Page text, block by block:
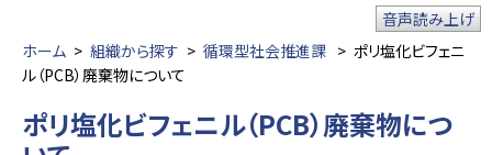
ホーム > 組織から探す > 循環型社会推進課 > ポリ塩化ビフェニ
ル（PCB）廃棄物について
音声読み上げ
ポリ塩化ビフェニル（PCB）廃棄物につ